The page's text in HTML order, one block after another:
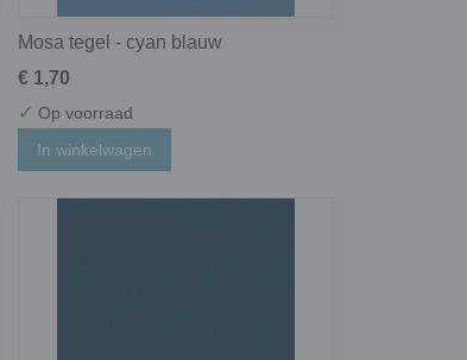
Mosa tegel - cyan blauw
€ 1,70
✓ Op voorraad
In winkelwagen